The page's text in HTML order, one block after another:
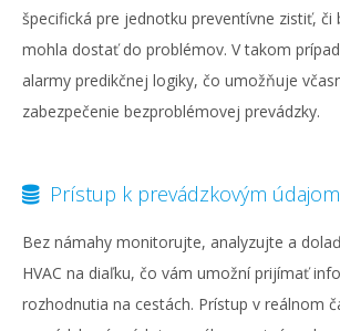
špecifická pre jednotku preventívne zistiť, či
mohla dostať do problémov. V takom
alarmy predikčnej logiky, čo umožňuje
zabezpečenie bezproblémovej prevádzky.
Prístup k prevádzkovým údajom
Bez námahy monitorujte, analyzujte a
HVAC na diaľku, čo vám umožní prijímať
rozhodnutia na cestách. Prístup v reálnom